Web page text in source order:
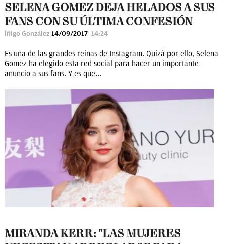
SELENA GOMEZ DEJA HELADOS A SUS
FANS CON SU ÚLTIMA CONFESIÓN
Íñigo González 14/09/2017 14:24
Es una de las grandes reinas de Instagram. Quizá por ello, Selena
Gomez ha elegido esta red social para hacer un importante
anuncio a sus fans. Y es que...
MIRANDA KERR: "LAS MUJERES